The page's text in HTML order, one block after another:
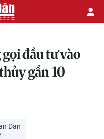
đầu tư vào
gần 10
Dan